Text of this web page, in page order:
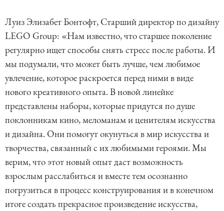
Луиз Элизабет Бонтофт, Старший директор по дизайну
LEGO Group: «Нам известно, что старшее поколение
регулярно ищет способы снять стресс после работы. И
мы подумали, что может быть лучше, чем любимое
увлечение, которое раскроется перед ними в виде
нового креативного опыта. В новой линейке
представлены наборы, которые придутся по душе
поклонникам кино, меломанам и ценителям искусства
и дизайна. Они помогут окунуться в мир искусства и
творчества, связанный с их любимыми героями. Мы
верим, что этот новый опыт даст возможность
взрослым расслабиться и вместе тем осознанно
погрузиться в процесс конструирования и в конечном
итоге создать прекрасное произведение искусства,